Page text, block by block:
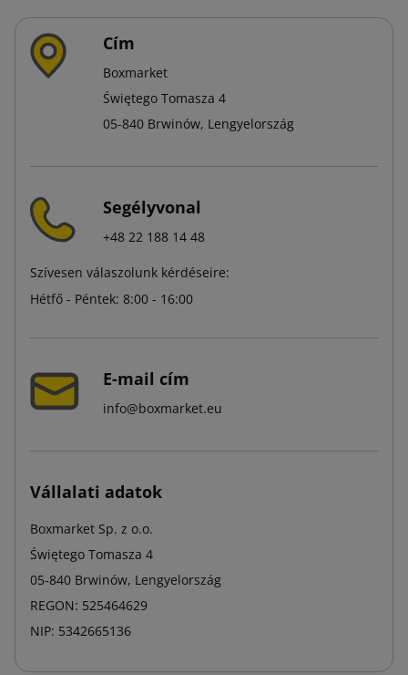
Cím
Boxmarket
Świętego Tomasza 4
05-840 Brwinów, Lengyelország
Segélyvonal
+48 22 188 14 48
Szívesen válaszolunk kérdéseire:
Hétfő - Péntek: 8:00 - 16:00
E-mail cím
info@boxmarket.eu
Vállalati adatok
Boxmarket Sp. z o.o.
Świętego Tomasza 4
05-840 Brwinów, Lengyelország
REGON: 525464629
NIP: 5342665136